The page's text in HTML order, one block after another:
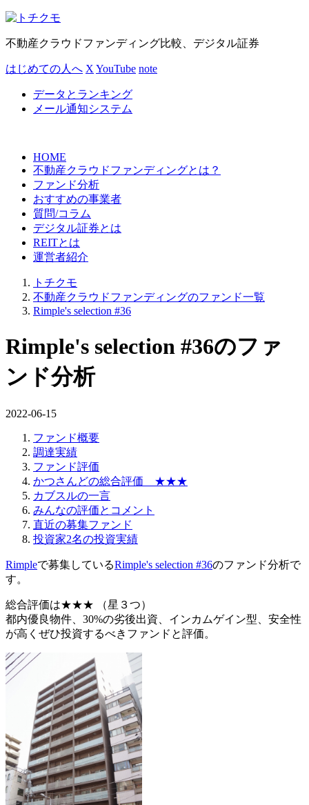
不動産クラウドファンディング比較、デジタル証券
はじめての人へ X YouTube note
データとランキング
メール通知システム
HOME
不動産クラウドファンディングとは？
ファンド分析
おすすめの事業者
質問/コラム
デジタル証券とは
REITとは
運営者紹介
トチクモ
不動産クラウドファンディングのファンド一覧
Rimple's selection #36
Rimple's selection #36のファ
ンド分析
2022-06-15
ファンド概要
調達実績
ファンド評価
かつさんどの総合評価 ★★★
カブスルの一言
みんなの評価とコメント
直近の募集ファンド
投資家2名の投資実績
Rimpleで募集しているRimple's selection #36のファンド分析で
す。
総合評価は★★★
（星３つ）
都内優良物件、30%の劣後出資、インカムゲイン型、安全性
が高くぜひ投資するべきファンドと評価。